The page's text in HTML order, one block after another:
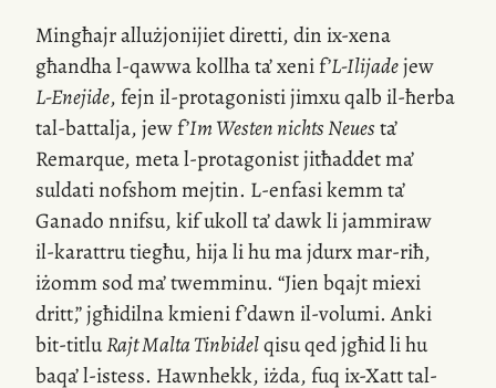
Mingħajr allużjonijiet diretti, din ix-xena
għandhal-qawwakollha ta’ xeni f’L-Ilijadejew
L-Enejide, fejn il-protagonistijimxu qalb il-ħerba
tal-battalja, jew f’Im Westen nichts Neuesta’
Remarque, metal-protagonistjitħaddet ma’
suldati nofshom mejtin. L-enfasikemm ta’
Ganado nnifsu, kif ukoll ta’ dawk li jammiraw
il-karattrutiegħu, hija li hu ma jdurxmar-riħ,
iżomm sod ma’ twemminu. “Jien bqajt miexi
dritt,”jgħidilna kmieni f’dawn il-volumi. Anki
bit-titluRajt Malta Tinbidelqisu qed jgħid li hu
baqa’l-istess. Hawnhekk, iżda, fuq ix-Xatttal-